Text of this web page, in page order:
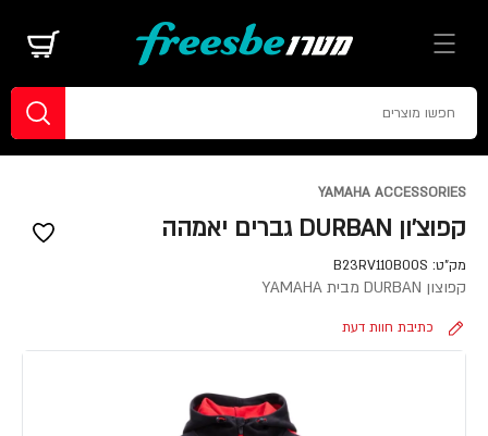
YAMAHA ACCESSORIES
קפוצ'ון DURBAN גברים יאמהה
מק"ט: B23RV110B00S
קפוצון DURBAN מבית YAMAHA
כתיבת חוות דעת